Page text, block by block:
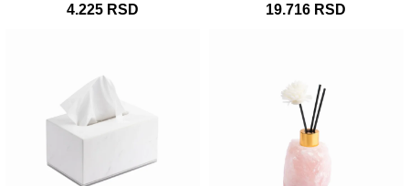
4.225 RSD 19.716 RSD